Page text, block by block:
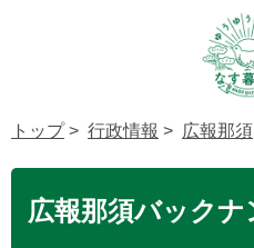
トップ> 行政情報 > 広報那須
広報那須バックナ